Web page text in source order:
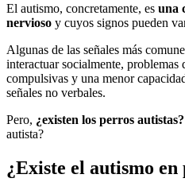
El autismo, concretamente, es una
nervioso y cuyos signos pueden
Algunas de las señales más
interactuar socialmente,
compulsivas y una menor
señales no verbales.
Pero, ¿existen los perros autistas?
autista?
¿Existe el autismo en